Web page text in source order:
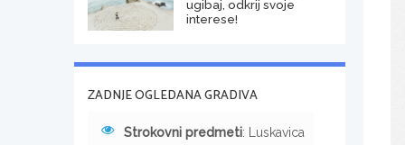
ugibaj, odkrij svoje
interese!
ZADNJE OGLEDANA GRADIVA
Strokovni predmeti: Luskavica